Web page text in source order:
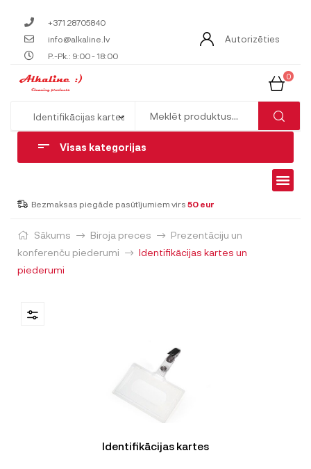
+371 28705840
info@alkaline.lv
P.-Pk.: 9:00 - 18:00
Autorizēties
0
Visas kategorijas
Bezmaksas piegāde pasūtījumiem virs 50 eur
Sākums Biroja preces
Prezentāciju un
konferenču piederumi
Identifikācijas kartes un
piederumi
Identifikācijas kartes